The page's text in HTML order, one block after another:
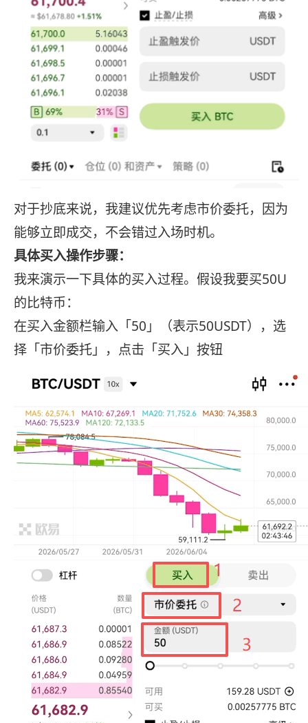
对于抄底来说，我建议优先考虑市价委托，因为
能够立即成交，不会错过入场时机。
具体买入操作步骤：
我来演示一下具体的买入过程。假设我要买50U
的比特币：
在买入金额栏输入「50」（表示50USDT），选
择「市价委托」，点击「买入」按钮